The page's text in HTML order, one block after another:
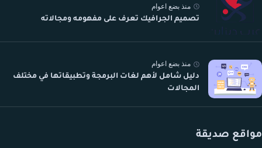
منذ بضع اعوام
تصميم الجرافيك تعرف على مفهومه ومجالاته
منذ بضع اعوام
دليل شامل لأهم لغات البرمجة وتطبيقاتها في مختلف
المجالات
مواقع صديقة